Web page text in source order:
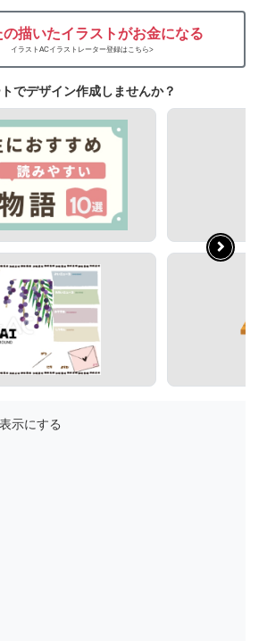
の描いたイラストがお金になる
イラストACイラストレーター登録はこちら>
でデザイン作成しませんか？
示にする